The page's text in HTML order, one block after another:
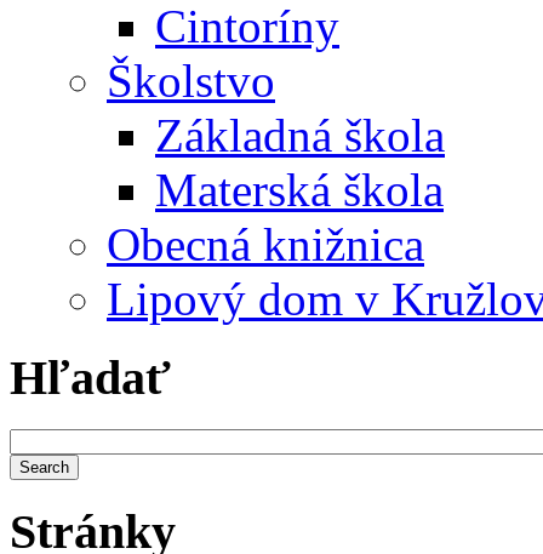
Cintoríny
Školstvo
Základná škola
Materská škola
Obecná knižnica
Lipový dom v
Hľadať
Stránky